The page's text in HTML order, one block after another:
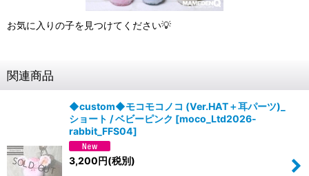
お気に入りの子を見つけてください💡
関連商品
◆custom◆モコモコノコ (Ver.HAT＋耳パーツ)_
ショート / ベビーピンク [moco_Ltd2026-
rabbit_FFS04]
3,200円(税別)